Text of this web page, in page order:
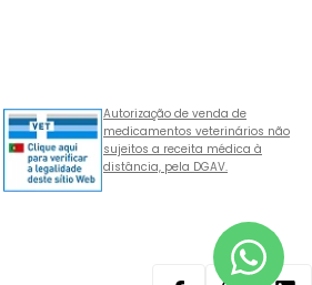
Autorização de venda de
medicamentos veterinários não
sujeitos a receita médica à
distância, pela DGAV.